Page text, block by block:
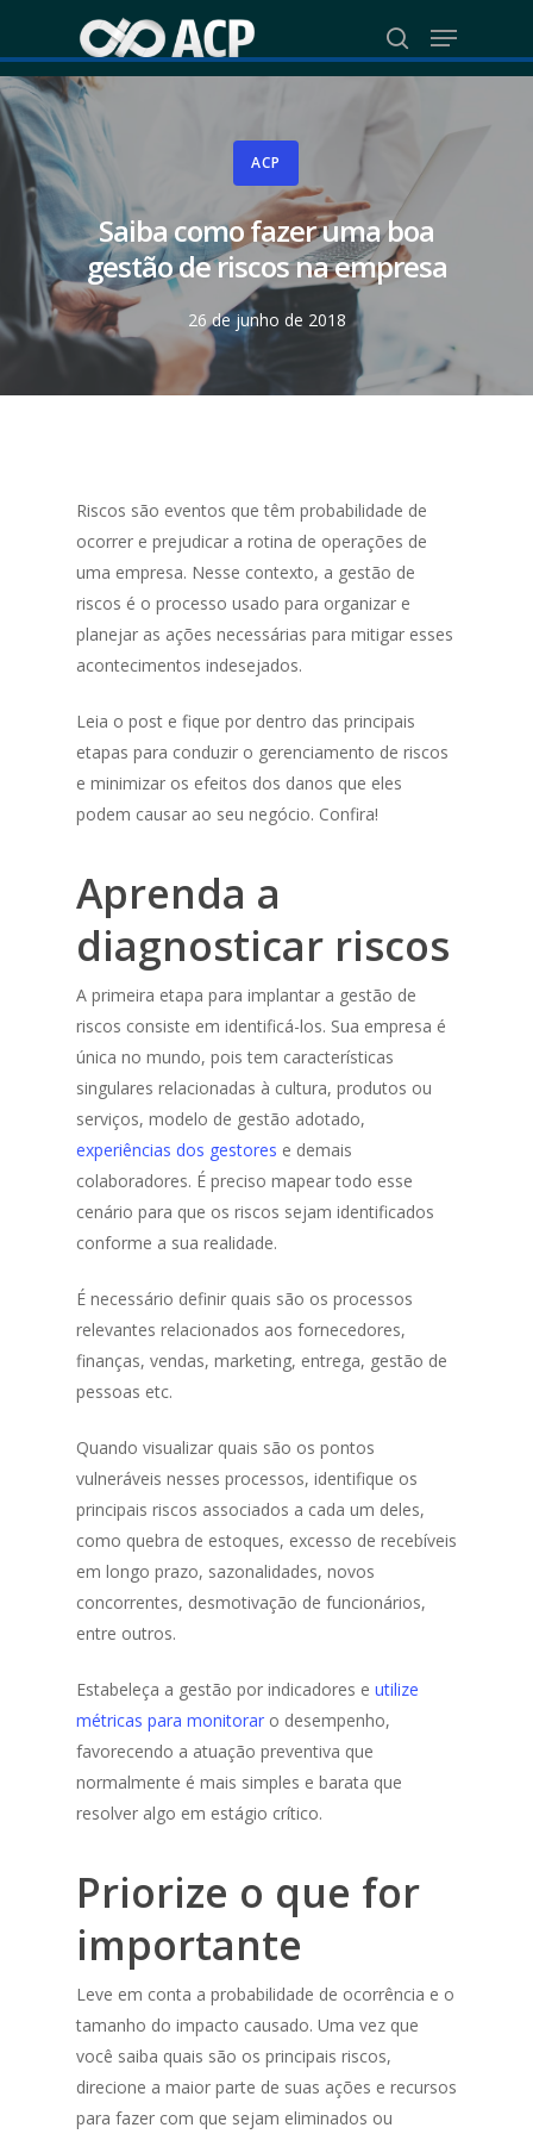
main
content
search
Menu
ACP
Saiba como fazer uma boa
gestão de riscos na empresa
26 de junho de 2018
Riscos são eventos que têm probabilidade de
ocorrer e prejudicar a rotina de operações de
uma empresa. Nesse contexto, a gestão de
riscos é o processo usado para organizar e
planejar as ações necessárias para mitigar esses
acontecimentos indesejados.
Leia o post e fique por dentro das principais
etapas para conduzir o gerenciamento de riscos
e minimizar os efeitos dos danos que eles
podem causar ao seu negócio. Confira!
Aprenda a
diagnosticar riscos
A primeira etapa para implantar a gestão de
riscos consiste em identificá-los. Sua empresa é
única no mundo, pois tem características
singulares relacionadas à cultura, produtos ou
serviços, modelo de gestão adotado,
experiências dos gestores e demais
colaboradores. É preciso mapear todo esse
cenário para que os riscos sejam identificados
conforme a sua realidade.
É necessário definir quais são os processos
relevantes relacionados aos fornecedores,
finanças, vendas, marketing, entrega, gestão de
pessoas etc.
Quando visualizar quais são os pontos
vulneráveis nesses processos, identifique os
principais riscos associados a cada um deles,
como quebra de estoques, excesso de recebíveis
em longo prazo, sazonalidades, novos
concorrentes, desmotivação de funcionários,
entre outros.
Estabeleça a gestão por indicadores e utilize
métricas para monitorar o desempenho,
favorecendo a atuação preventiva que
normalmente é mais simples e barata que
resolver algo em estágio crítico.
Priorize o que for
importante
Leve em conta a probabilidade de ocorrência e o
tamanho do impacto causado. Uma vez que
você saiba quais são os principais riscos,
direcione a maior parte de suas ações e recursos
para fazer com que sejam eliminados ou
Close